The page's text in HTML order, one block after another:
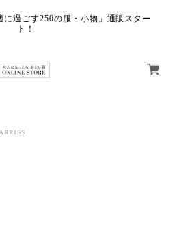
過ごす250の服・小物」通販スター
ト！